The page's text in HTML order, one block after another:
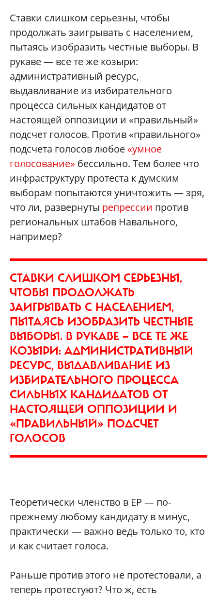
Ставки слишком серьезны, чтобы
продолжать заигрывать с населением,
пытаясь изобразить честные выборы. В
рукаве — все те же козыри:
административный ресурс,
выдавливание из избирательного
процесса сильных кандидатов от
настоящей оппозиции и «правильный»
подсчет голосов. Против «правильного»
подсчета голосов любое «умное
голосование» бессильно. Тем более что
инфраструктуру протеста к думским
выборам попытаются уничтожить — зря,
что ли, развернуты репрессии против
региональных штабов Навального,
например?
СТАВКИ СЛИШКОМ СЕРЬЕЗНЫ,
ЧТОБЫ ПРОДОЛЖАТЬ
ЗАИГРЫВАТЬ С НАСЕЛЕНИЕМ,
ПЫТАЯСЬ ИЗОБРАЗИТЬ ЧЕСТНЫЕ
ВЫБОРЫ. В РУКАВЕ — ВСЕ ТЕ ЖЕ
КОЗЫРИ: АДМИНИСТРАТИВНЫЙ
РЕСУРС, ВЫДАВЛИВАНИЕ ИЗ
ИЗБИРАТЕЛЬНОГО ПРОЦЕССА
СИЛЬНЫХ КАНДИДАТОВ ОТ
НАСТОЯЩЕЙ ОППОЗИЦИИ И
«ПРАВИЛЬНЫЙ» ПОДСЧЕТ
ГОЛОСОВ
Теоретически членство в ЕР — по-
прежнему любому кандидату в минус,
практически — важно ведь только то, кто
и как считает голоса.
Раньше против этого не протестовали, а
теперь протестуют? Что ж, есть